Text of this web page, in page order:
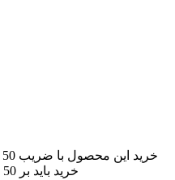
خرید این محصول با ضریب 50
خرید باید بر 50